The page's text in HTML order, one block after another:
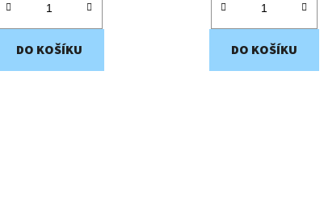
DO KOŠÍKU DO KOŠÍKU